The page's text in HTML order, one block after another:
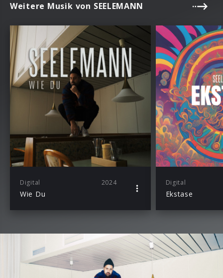
Weitere Musik von SEELEMANN
Digital 2024
Wie Du
Digital
Ekstase